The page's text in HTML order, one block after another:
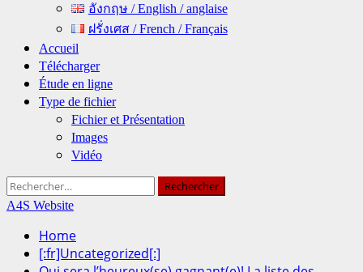
อังกฤษ / English / anglaise
ฝรั่งเศส / French / Français
Accueil
Télécharger
Étude en ligne
Type de fichier
Fichier et Présentation
Images
Vidéo
Rechercher :
A4S Website
Home
[:fr]Uncategorized[:]